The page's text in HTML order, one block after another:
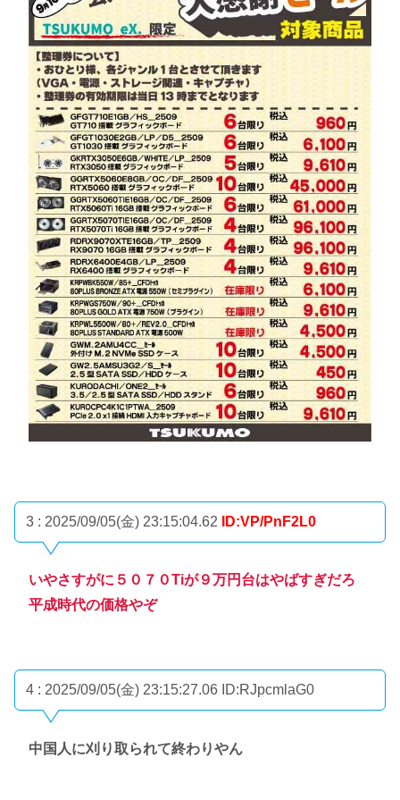
3 : 2025/09/05(金) 23:15:04.62 ID:VP/PnF2L0
いやさすがに５０７０Tiが９万円台はやばすぎだろ
平成時代の価格やぞ
4 : 2025/09/05(金) 23:15:27.06 ID:RJpcmlaG0
中国人に刈り取られて終わりやん